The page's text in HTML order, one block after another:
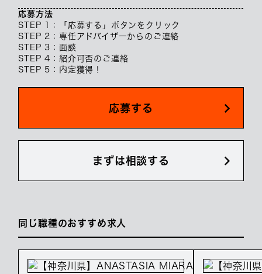
応募方法
STEP 1：「応募する」ボタンをクリック
STEP 2：専任アドバイザーからのご連絡
STEP 3：面談
STEP 4：紹介可否のご連絡
STEP 5：内定獲得！
応募する
まずは相談する
同じ職種のおすすめ求人